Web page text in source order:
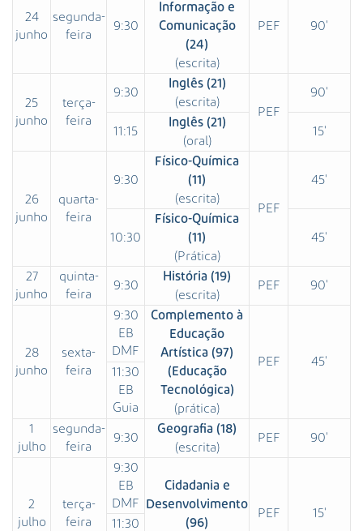
24
junho
segunda-
feira
9:30
Informação e
Comunicação
(24)
(escrita)
PEF 90'
25
junho
terça-
feira
9:30
Inglês (21)
(escrita)
PEF
90'
11:15
Inglês (21)
(oral)
15'
26
junho
quarta-
feira
9:30
Físico-Química
(11)
(escrita)
PEF
45'
10:30
Físico-Química
(11)
(Prática)
45'
27
junho
quinta-
feira
9:30
História (19)
(escrita)
PEF 90'
28
junho
sexta-
feira
9:30
EB
DMF
Complemento à
Educação
Artística (97)
(Educação
Tecnológica)
(prática)
PEF
45'
11:30
EB
Guia
1
julho
segunda-
feira
9:30
Geografia (18)
(escrita)
PEF 90'
2
julho
terça-
feira
9:30
EB
DMF
Cidadania e
Desenvolvimento
(96)
PEF
15'
11:30